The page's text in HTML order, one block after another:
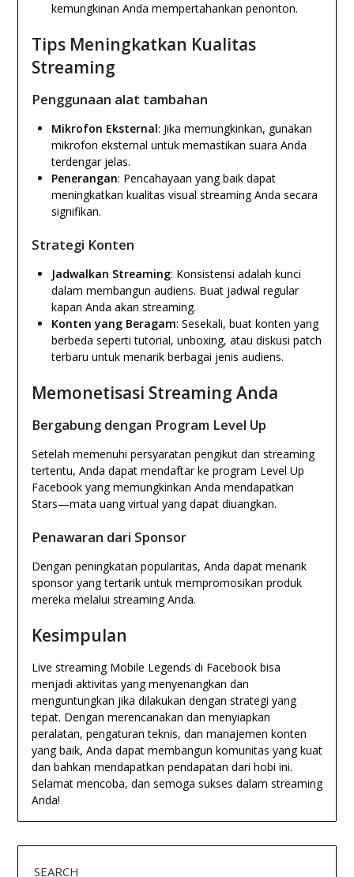
kemungkinan Anda mempertahankan penonton.
Tips Meningkatkan Kualitas
Streaming
Penggunaan alat tambahan
Mikrofon Eksternal: Jika memungkinkan, gunakan
mikrofon eksternal untuk memastikan suara Anda
terdengar jelas.
Penerangan: Pencahayaan yang baik dapat
meningkatkan kualitas visual streaming Anda secara
signifikan.
Strategi Konten
Jadwalkan Streaming: Konsistensi adalah kunci
dalam membangun audiens. Buat jadwal regular
kapan Anda akan streaming.
Konten yang Beragam: Sesekali, buat konten yang
berbeda seperti tutorial, unboxing, atau diskusi patch
terbaru untuk menarik berbagai jenis audiens.
Memonetisasi Streaming Anda
Bergabung dengan Program Level Up
Setelah memenuhi persyaratan pengikut dan streaming
tertentu, Anda dapat mendaftar ke program Level Up
Facebook yang memungkinkan Anda mendapatkan
Stars—mata uang virtual yang dapat diuangkan.
Penawaran dari Sponsor
Dengan peningkatan popularitas, Anda dapat menarik
sponsor yang tertarik untuk mempromosikan produk
mereka melalui streaming Anda.
Kesimpulan
Live streaming Mobile Legends di Facebook bisa
menjadi aktivitas yang menyenangkan dan
menguntungkan jika dilakukan dengan strategi yang
tepat. Dengan merencanakan dan menyiapkan
peralatan, pengaturan teknis, dan manajemen konten
yang baik, Anda dapat membangun komunitas yang kuat
dan bahkan mendapatkan pendapatan dari hobi ini.
Selamat mencoba, dan semoga sukses dalam streaming
Anda!
SEARCH